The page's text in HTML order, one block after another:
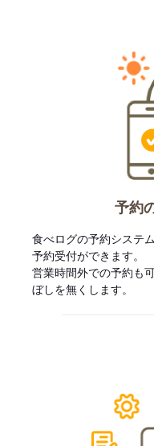
予約
食べログの予約システ
予約受付ができます。
営業時間外での予約も
ぼしを無くします。